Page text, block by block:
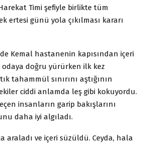
Timi şefiyle birlikte tüm
ertesi günü yola çıkılması kararı
Kemal hastanenin kapısından içeri
odaya doğru yürürken ilk kez
tahammül sınırını aştığının
ciddi anlamda leş gibi kokuyordu.
insanların garip bakışlarını
daha iyi algıladı.
araladı ve içeri süzüldü. Ceyda, hala